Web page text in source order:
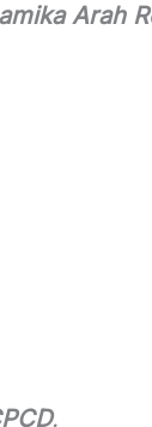
Arah
.